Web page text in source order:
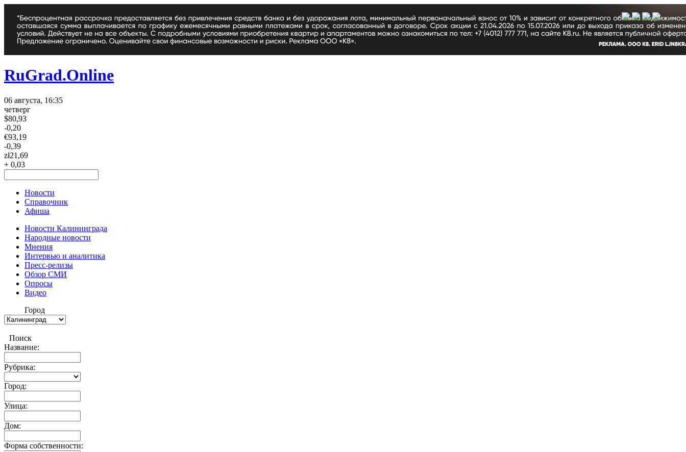
RuGrad.Online
06 августа, 16:35
четверг
$80,93
-0,20
€93,19
-0,39
zł21,69
+ 0,03
Новости
Справочник
Афиша
Новости Калининграда
Народные новости
Мнения
Интервью и аналитика
Пресс-релизы
Обзор СМИ
Опросы
Видео
Город
Поиск
Название:
Рубрика:
Город:
Улица:
Дом:
Форма собственности: